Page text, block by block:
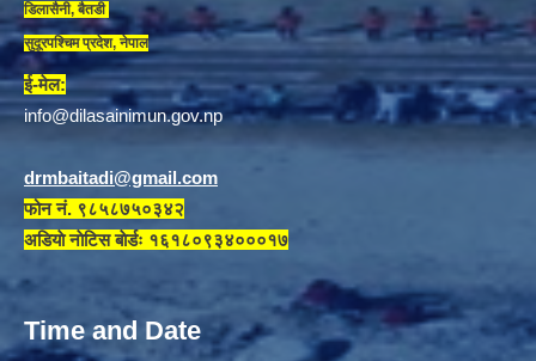
डिलासैनी, बैतडी
सुदूरपश्चिम प्रदेश, नेपाल
ई-मेल:
info@dilasainimun.gov.np
drmbaitadi@gmail.com
फोन नं. ९८५८७५०३४२
अडियाे नाेटिस बाेर्डः १६१८०९३४०००१७
Time and Date